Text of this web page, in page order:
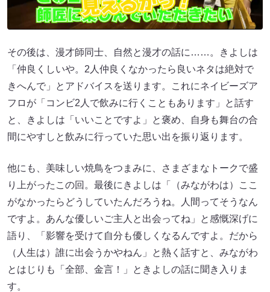
その後は、漫才師同士、自然と漫才の話に……。きよしは
「仲良くしいや。2人仲良くなかったら良いネタは絶対で
きへんで」とアドバイスを送ります。これにネイビーズア
フロが「コンビ2人で飲みに行くこともあります」と話す
と、きよしは「いいことですよ」と褒め、自身も舞台の合
間にやすしと飲みに行っていた思い出を振り返ります。
他にも、美味しい焼鳥をつまみに、さまざまなトークで盛
り上がったこの回。最後にきよしは「（みながわは）ここ
がなかったらどうしていたんだろうね。人間ってそうなん
ですよ。あんな優しいご主人と出会ってね」と感慨深げに
語り、「影響を受けて自分も優しくなるんですよ。だから
（人生は）誰に出会うかやねん」と熱く話すと、みながわ
とはじりも「全部、金言！」ときよしの話に聞き入りま
す。